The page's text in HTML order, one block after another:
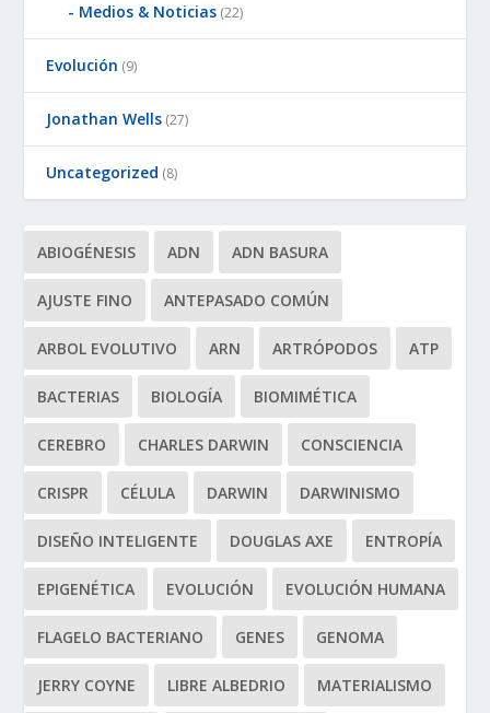
Medios & Noticias (22)
Evolución (9)
Jonathan Wells (27)
Uncategorized (8)
ABIOGÉNESIS ADN ADN BASURA
AJUSTE FINO ANTEPASADO COMÚN
ARBOL EVOLUTIVO ARN ARTRÓPODOS ATP
BACTERIAS BIOLOGÍA BIOMIMÉTICA
CEREBRO CHARLES DARWIN CONSCIENCIA
CRISPR CÉLULA DARWIN DARWINISMO
DISEÑO INTELIGENTE DOUGLAS AXE ENTROPÍA
EPIGENÉTICA EVOLUCIÓN EVOLUCIÓN HUMANA
FLAGELO BACTERIANO GENES GENOMA
JERRY COYNE LIBRE ALBEDRIO MATERIALISMO